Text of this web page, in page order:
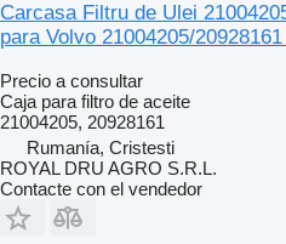
Carcasa Filtru de Ulei
para Volvo 21004205/
Precio a consultar
Caja para filtro de aceite
21004205, 20928161
Rumanía, Cristesti
ROYAL DRU AGRO S.R.L.
Contacte con el vendedor